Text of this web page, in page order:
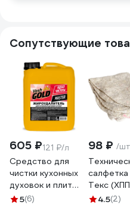
Сопутствующие
605 ₽121 ₽/л
Средство для
чистки кухонных
духовок и плит
VASH GOLD
5(6)
98 ₽ /шт
Текс
80x100
4.5(2)